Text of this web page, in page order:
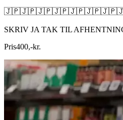
SKRIV JA TAK TIL
Pris400,-kr.